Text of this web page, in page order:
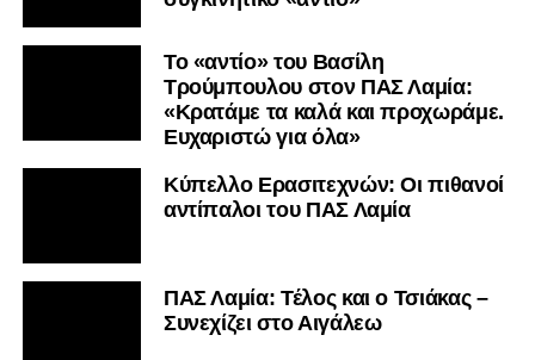
Το «αντίο» του Βασίλη
Τρούμπουλου στον ΠΑΣ Λαμία:
«Κρατάμε τα καλά και προχωράμε.
Ευχαριστώ για όλα»
Κύπελλο Ερασιτεχνών: Οι πιθανοί
αντίπαλοι του ΠΑΣ Λαμία
ΠΑΣ Λαμία: Τέλος και ο Τσιάκας –
Συνεχίζει στο Αιγάλεω